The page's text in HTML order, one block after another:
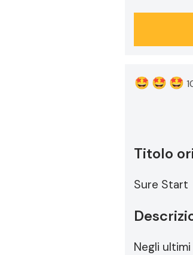
🤩 🤩 🤩
Titolo
Sure Start
Negli